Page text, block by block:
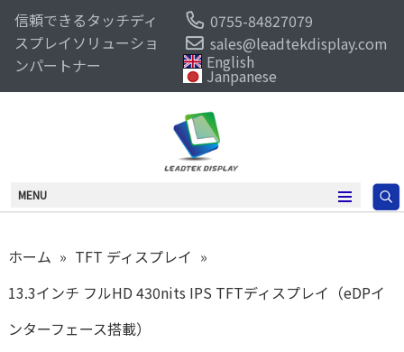
信頼できるタッチディ
スプレイソリューショ
ンパートナー
0755-84827079
sales@leadtekdisplay.com
English
Janpanese
MENU
ホーム » TFT ディスプレイ »
13.3インチ フルHD 430nits IPS TFTディスプレイ（eDPイ
ンターフェース搭載）